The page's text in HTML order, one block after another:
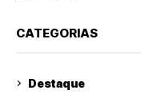
CATEGORIAS
Destaque